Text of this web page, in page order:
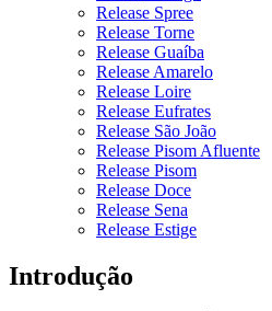
Release Spree
Release Torne
Release Guaíba
Release Amarelo
Release Loire
Release Eufrates
Release São João
Release Pisom Afluente
Release Pisom
Release Doce
Release Sena
Release Estige
Introdução